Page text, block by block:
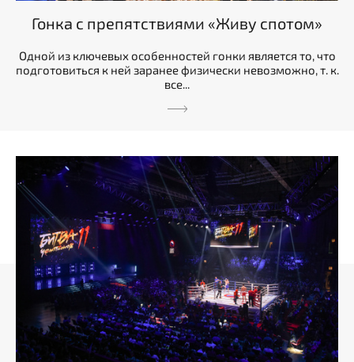
Гонка с препятствиями «Живу спотом»
Одной из ключевых особенностей гонки является то, что
подготовиться к ней заранее физически невозможно, т. к.
все...